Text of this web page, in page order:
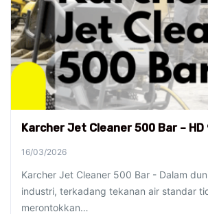
Karcher Jet Cleaner 500 Bar –
16/03/2026
Karcher Jet Cleaner 500 Bar - Dalam
industri, terkadang tekanan air standar
merontokkan…